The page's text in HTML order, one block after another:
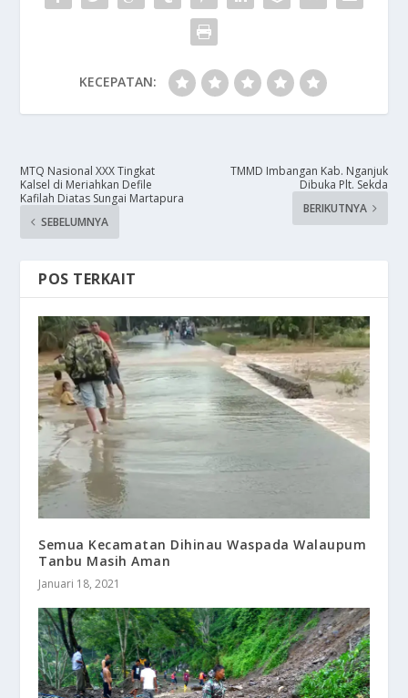
KECEPATAN:
MTQ Nasional XXX Tingkat
Kalsel di Meriahkan Defile
Kafilah Diatas Sungai Martapura
SEBELUMNYA
TMMD Imbangan Kab. Nganjuk
Dibuka Plt. Sekda
BERIKUTNYA
POS TERKAIT
Semua Kecamatan Dihinau Waspada Walaupum
Tanbu Masih Aman
Januari 18, 2021